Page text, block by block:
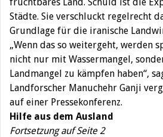
Städte. Sie verschluckt regelrecht
Grundlage für die iranische
„Wenn das so weitergeht, werden
nicht nur mit Wassermangel,
Landmangel zu kämpfen haben“,
Landforscher Manuchehr Ganji
auf einer Pressekonferenz.
Hilfe aus dem Ausland
Fortsetzung auf Seite 2